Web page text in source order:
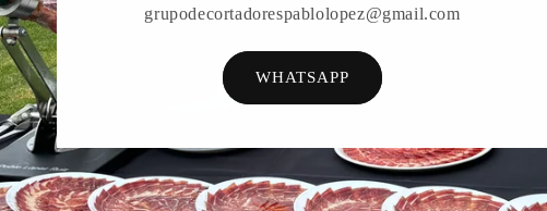
grupodecortadorespablolopez@gmail.com
WHATSAPP